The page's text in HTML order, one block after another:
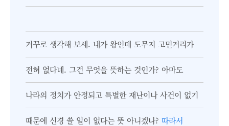
거꾸로 생각해 보세. 내가 왕인데 도무지 고민거리가
전혀 없다네. 그건 무엇을 뜻하는 것인가? 아마도
나라의 정치가 안정되고 특별한 재난이나 사건이 없기
때문에 신경 쓸 일이 없다는 뜻 아니겠나? 따라서